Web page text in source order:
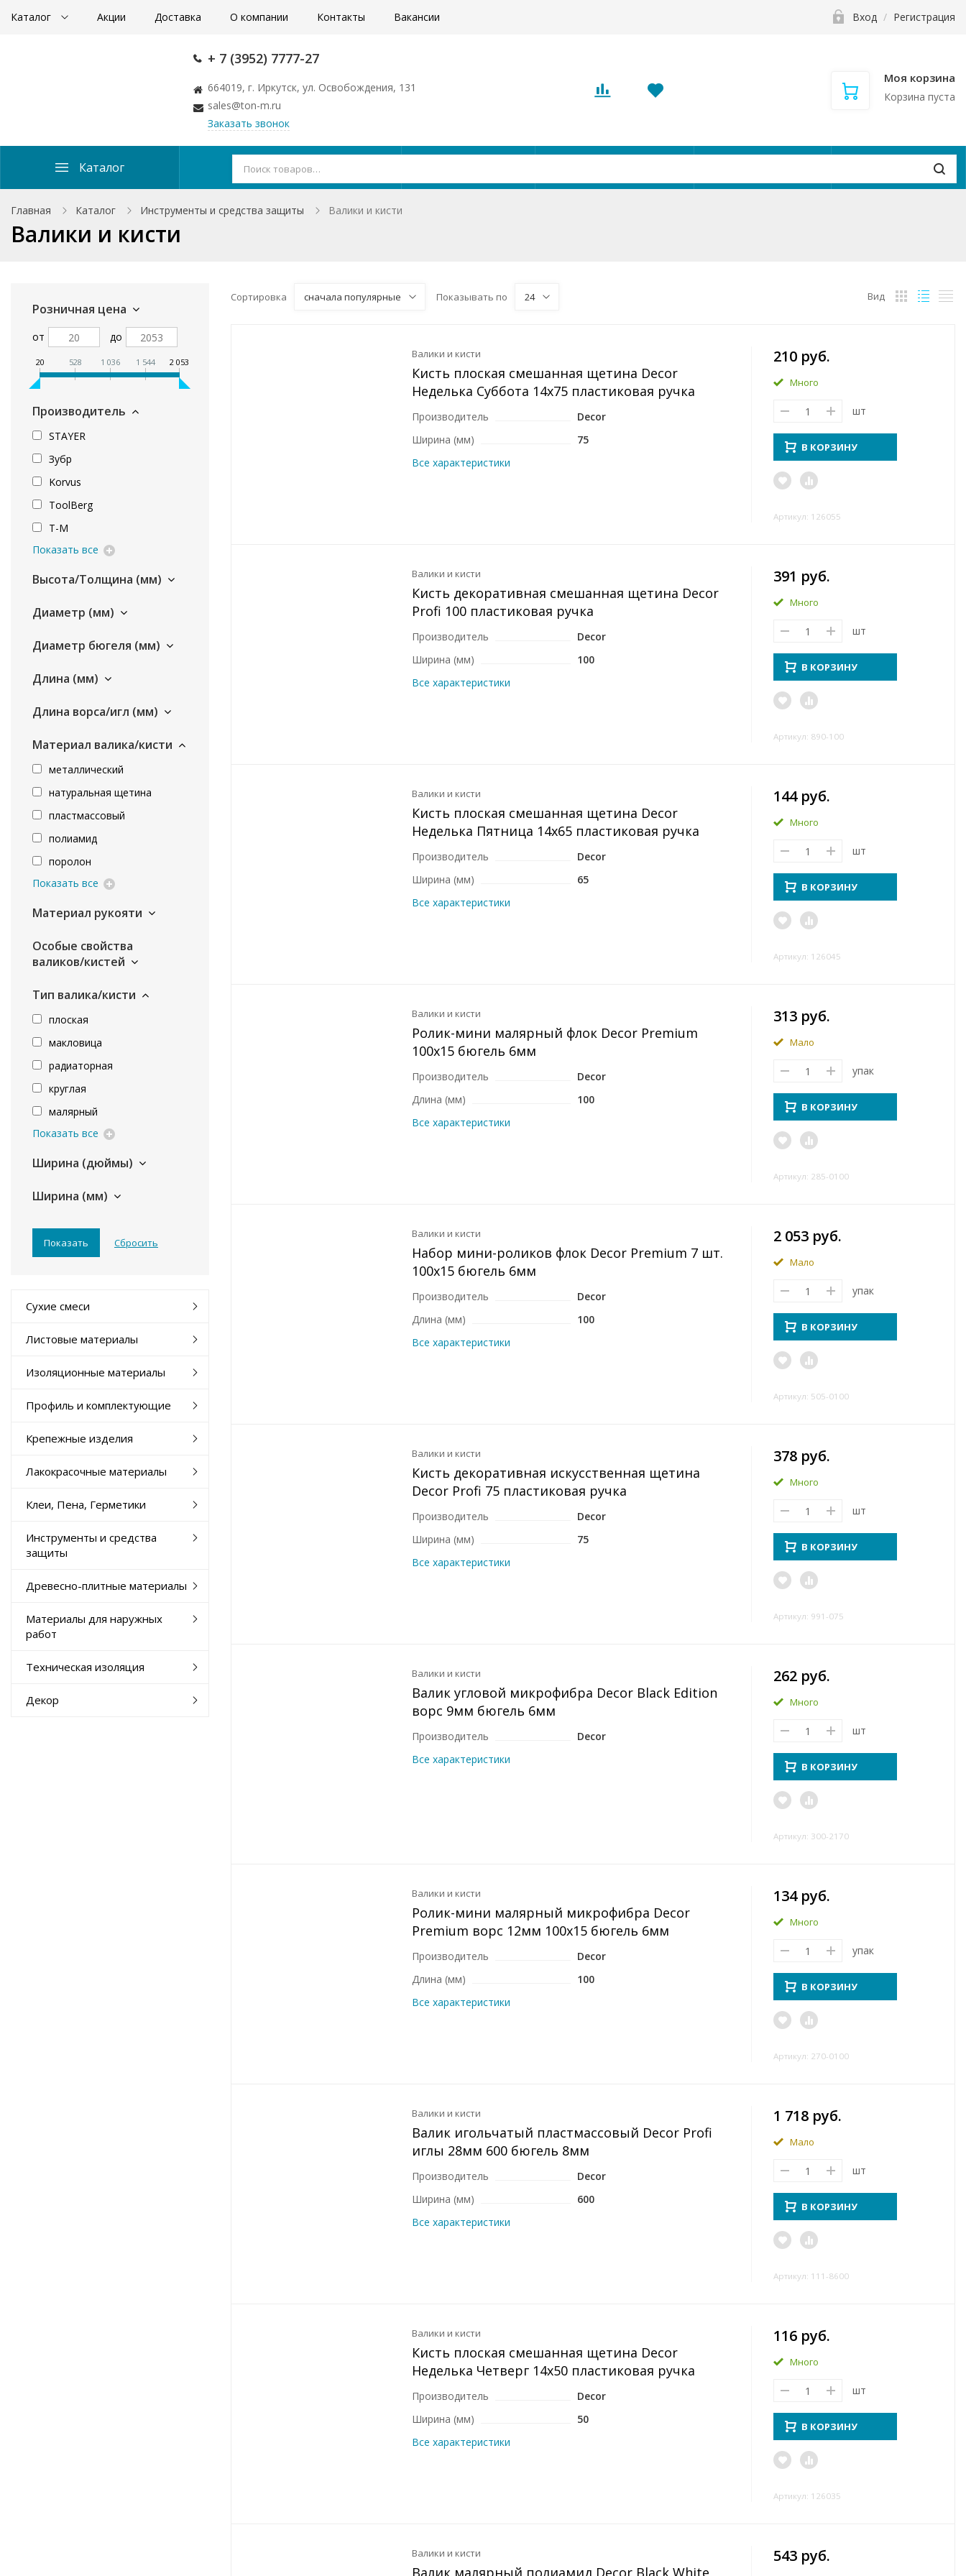
Каталог Акции Доставка О компании Контакты Вакансии Вход / Регистрация
+ 7 (3952) 7777-27
664019, г. Иркутск, ул. Освобождения, 131
sales@ton-m.ru
Заказать звонок
Моя корзина
Корзина пуста
Каталог
Главная Каталог Инструменты и средства защиты Валики и кисти
Валики и кисти
Розничная цена
от до
20 528 1 036 1 544 2 053
Производитель
STAYER
Зубр
Korvus
ToolBerg
Т-М
Показать все
Высота/Толщина (мм)
Диаметр (мм)
Диаметр бюгеля (мм)
Длина (мм)
Длина ворса/игл (мм)
Материал валика/кисти
металлический
натуральная щетина
пластмассовый
полиамид
поролон
Показать все
Материал рукояти
Особые свойства
валиков/кистей
Тип валика/кисти
плоская
макловица
радиаторная
круглая
малярный
Показать все
Ширина (дюймы)
Ширина (мм)
Сухие смеси
Листовые материалы
Изоляционные материалы
Профиль и комплектующие
Крепежные изделия
Лакокрасочные материалы
Клеи, Пена, Герметики
Инструменты и средства
защиты
Древесно-плитные материалы
Материалы для наружных
работ
Техническая изоляция
Декор
Сортировка сначала популярные Показывать по 24 Вид
Валики и кисти
Кисть плоская смешанная щетина Decor
Неделька Суббота 14x75 пластиковая ручка
Производитель
Decor
Ширина (мм)
75
Все характеристики
210 руб.
Много
шт
В КОРЗИНУ
Артикул: 126055
Валики и кисти
Кисть декоративная смешанная щетина Decor
Profi 100 пластиковая ручка
Производитель
Decor
Ширина (мм)
100
Все характеристики
391 руб.
Много
шт
В КОРЗИНУ
Артикул: 890-100
Валики и кисти
Кисть плоская смешанная щетина Decor
Неделька Пятница 14x65 пластиковая ручка
Производитель
Decor
Ширина (мм)
65
Все характеристики
144 руб.
Много
шт
В КОРЗИНУ
Артикул: 126045
Валики и кисти
Ролик-мини малярный флок Decor Premium
100x15 бюгель 6мм
Производитель
Decor
Длина (мм)
100
Все характеристики
313 руб.
Мало
упак
В КОРЗИНУ
Артикул: 285-0100
Валики и кисти
Набор мини-роликов флок Decor Premium 7 шт.
100x15 бюгель 6мм
Производитель
Decor
Длина (мм)
100
Все характеристики
2 053 руб.
Мало
упак
В КОРЗИНУ
Артикул: 505-0100
Валики и кисти
Кисть декоративная искусственная щетина
Decor Profi 75 пластиковая ручка
Производитель
Decor
Ширина (мм)
75
Все характеристики
378 руб.
Много
шт
В КОРЗИНУ
Артикул: 991-075
Валики и кисти
Валик угловой микрофибра Decor Black Edition
ворс 9мм бюгель 6мм
Производитель
Decor
Все характеристики
262 руб.
Много
шт
В КОРЗИНУ
Артикул: 300-2170
Валики и кисти
Ролик-мини малярный микрофибра Decor
Premium ворс 12мм 100x15 бюгель 6мм
Производитель
Decor
Длина (мм)
100
Все характеристики
134 руб.
Много
упак
В КОРЗИНУ
Артикул: 270-0100
Валики и кисти
Валик игольчатый пластмассовый Decor Profi
иглы 28мм 600 бюгель 8мм
Производитель
Decor
Ширина (мм)
600
Все характеристики
1 718 руб.
Мало
шт
В КОРЗИНУ
Артикул: 111-8600
Валики и кисти
Кисть плоская смешанная щетина Decor
Неделька Четверг 14x50 пластиковая ручка
Производитель
Decor
Ширина (мм)
50
Все характеристики
116 руб.
Много
шт
В КОРЗИНУ
Артикул: 126035
Валики и кисти
Валик малярный полиамид Decor Black White
543 руб.